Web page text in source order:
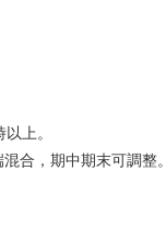
上。
合，期中期末可調整。